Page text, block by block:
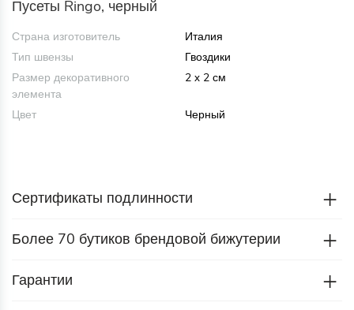
Пусеты Ringo, черный
Страна изготовитель
Италия
Тип швензы
Гвоздики
Размер декоративного
элемента
2 х 2 см
Цвет Черный
Сертификаты подлинности
Более 70 бутиков брендовой бижутерии
Гарантии